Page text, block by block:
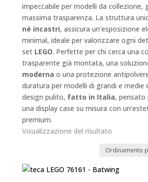
impeccabile per modelli da collezione,
massima trasparenza. La struttura
né incastri, assicura un’esposizione
minimal, ideale per valorizzare ogni
set LEGO. Perfette per chi cerca una
trasparente già montata, una
moderna o una protezione
duratura per modelli di grandi e medie
design pulito, fatto in Italia, pensato
una display case su misura con
premium.
Visualizzazione del risultato